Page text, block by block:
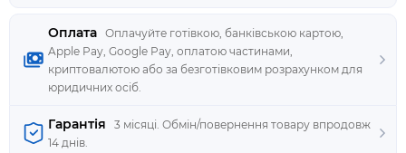
Оплата Оплачуйте готівкою, банківською картою,
Apple Pay, Google Pay, оплатою частинами,
криптовалютою або за безготівковим розрахунком для
юридичних осіб.
Гарантія
3 місяці. Обмін/повернення товару впродовж
14 днів.